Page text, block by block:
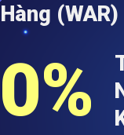
(WAR)